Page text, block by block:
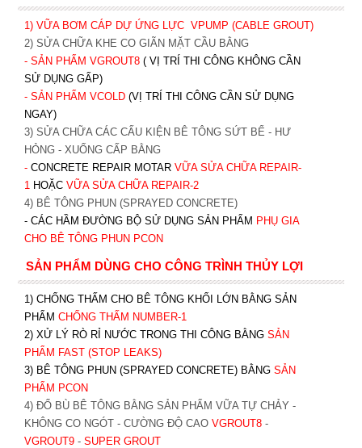
1) VỮA BƠM CÁP DỰ ỨNG LỰC VPUMP (CABLE GROUT)
2) SỬA CHỮA KHE CO GIÃN MẶT CẦU BẰNG
- SẢN PHẨM VGROUT8 ( VỊ TRÍ THI CÔNG KHÔNG CẦN
SỬ DỤNG GẤP)
- SẢN PHẨM VCOLD (VỊ TRÍ THI CÔNG CẦN SỬ DỤNG
NGAY)
3) SỬA CHỮA CÁC CẤU KIỆN BÊ TÔNG SỨT BỂ - HƯ
HỎNG - XUỐNG CẤP BẰNG
- CONCRETE REPAIR MOTAR VỮA SỬA CHỮA REPAIR-
1 HOẶC VỮA SỬA CHỮA REPAIR-2
4) BÊ TÔNG PHUN (SPRAYED CONCRETE)
- CÁC HẦM ĐƯỜNG BỘ SỬ DỤNG SẢN PHẨM PHỤ GIA
CHO BÊ TÔNG PHUN PCON
SẢN PHẨM DÙNG CHO CÔNG TRÌNH THỦY LỢI
1) CHỐNG THẤM CHO BÊ TÔNG KHỐI LỚN BẰNG SẢN
PHẨM CHỐNG THẤM NUMBER-1
2) XỬ LÝ RÒ RỈ NƯỚC TRONG THI CÔNG BẰNG SẢN
PHẨM FAST (STOP LEAKS)
3) BÊ TÔNG PHUN (SPRAYED CONCRETE) BẰNG SẢN
PHẨM PCON
4) ĐỔ BÙ BÊ TÔNG BẰNG SẢN PHẨM VỮA TỰ CHẢY -
KHÔNG CO NGÓT - CƯỜNG ĐỘ CAO VGROUT8-
VGROUT9- SUPER GROUT